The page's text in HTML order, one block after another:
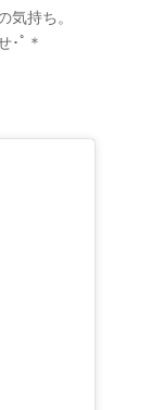
気持ち。
･ﾟ＊